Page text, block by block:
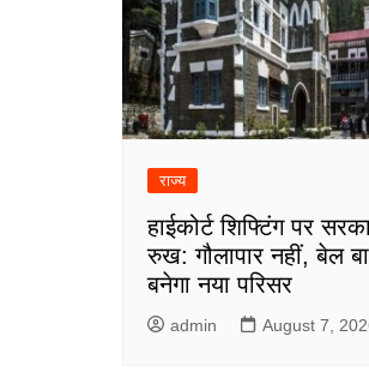
राज्य
हाईकोर्ट शिफ्टिंग पर
रुख: गौलापार नहीं, बेल
बनेगा नया परिसर
admin August 7,